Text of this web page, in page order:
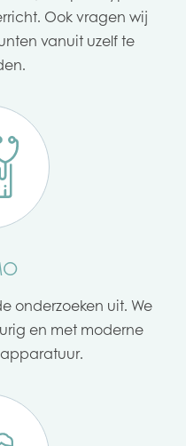
Ook vragen wij
vanuit uzelf te
onderzoeken uit. We
en met moderne